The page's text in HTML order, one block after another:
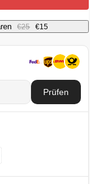
€25 €15
Prüfen